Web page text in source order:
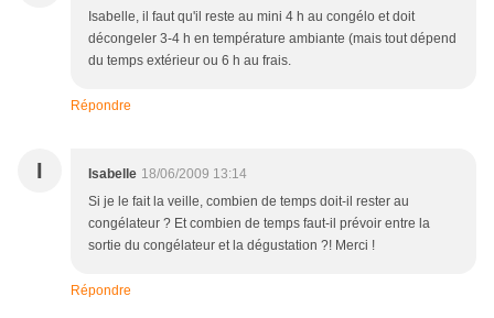
Isabelle, il faut qu'il reste au mini 4 h au congélo et doit
décongeler 3-4 h en température ambiante (mais tout dépend
du temps extérieur ou 6 h au frais.
Répondre
I Isabelle 18/06/2009 13:14
Si je le fait la veille, combien de temps doit-il rester au
congélateur ? Et combien de temps faut-il prévoir entre la
sortie du congélateur et la dégustation ?! Merci !
Répondre